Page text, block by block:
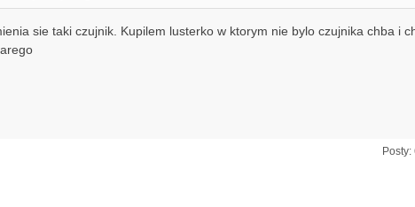
sie taki czujnik. Kupilem lusterko w ktorym nie bylo czujnika chba i
Posty: